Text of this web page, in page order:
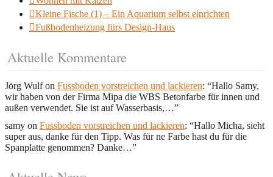
Kleine Fische (1) – Ein Aquarium selbst einrichten
Fußbodenheizung fürs Design-Haus
Aktuelle Kommentare
Jörg Wulfon Fussboden vorstreichen und lackieren: “Hallo Samy,
wir haben von der Firma Mipa die WBS Betonfarbe für innen und
außen verwendet. Sie ist auf Wasserbasis,…”
samy on Fussboden vorstreichen und lackieren: “Hallo Micha, sieht
super aus, danke für den Tipp. Was für ne Farbe hast du für die
Spanplatte genommen? Danke…”